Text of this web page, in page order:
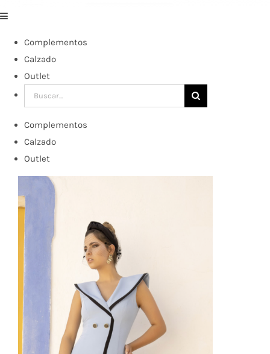
Complementos
Calzado
Outlet
Buscar:
Complementos
Calzado
Outlet